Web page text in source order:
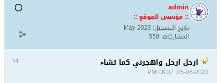
admin
:: مؤسس الموقع ::
تاريخ التسجيل: May 2023
المشاركات: 550
#1 ارحل ارحل واهجرني كما تشاء
05-06-2023, 06:37 PM